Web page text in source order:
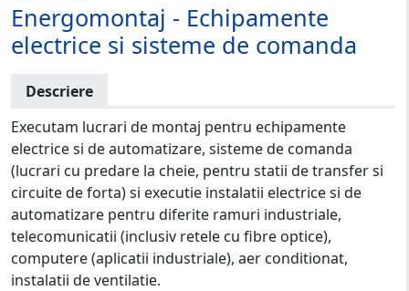
Energomontaj - Echipamente
electrice si sisteme de comanda
Descriere
Executam lucrari de montaj pentru echipamente
electrice si de automatizare, sisteme de comanda
(lucrari cu predare la cheie, pentru statii de transfer si
circuite de forta) si executie instalatii electrice si de
automatizare pentru diferite ramuri industriale,
telecomunicatii (inclusiv retele cu fibre optice),
computere (aplicatii industriale), aer conditionat,
instalatii de ventilatie.